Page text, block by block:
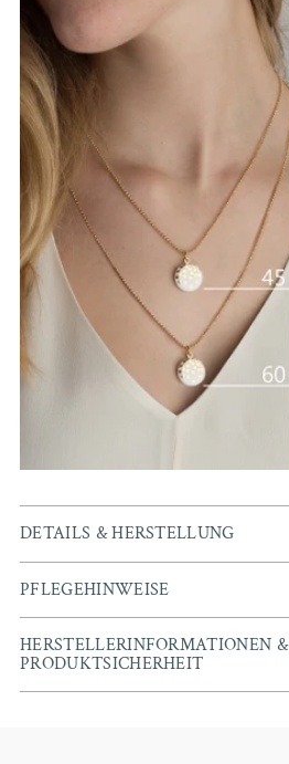
DETAILS & HERSTELLUNG
PFLEGEHINWEISE
HERSTELLERINFORMATIONEN &
PRODUKTSICHERHEIT